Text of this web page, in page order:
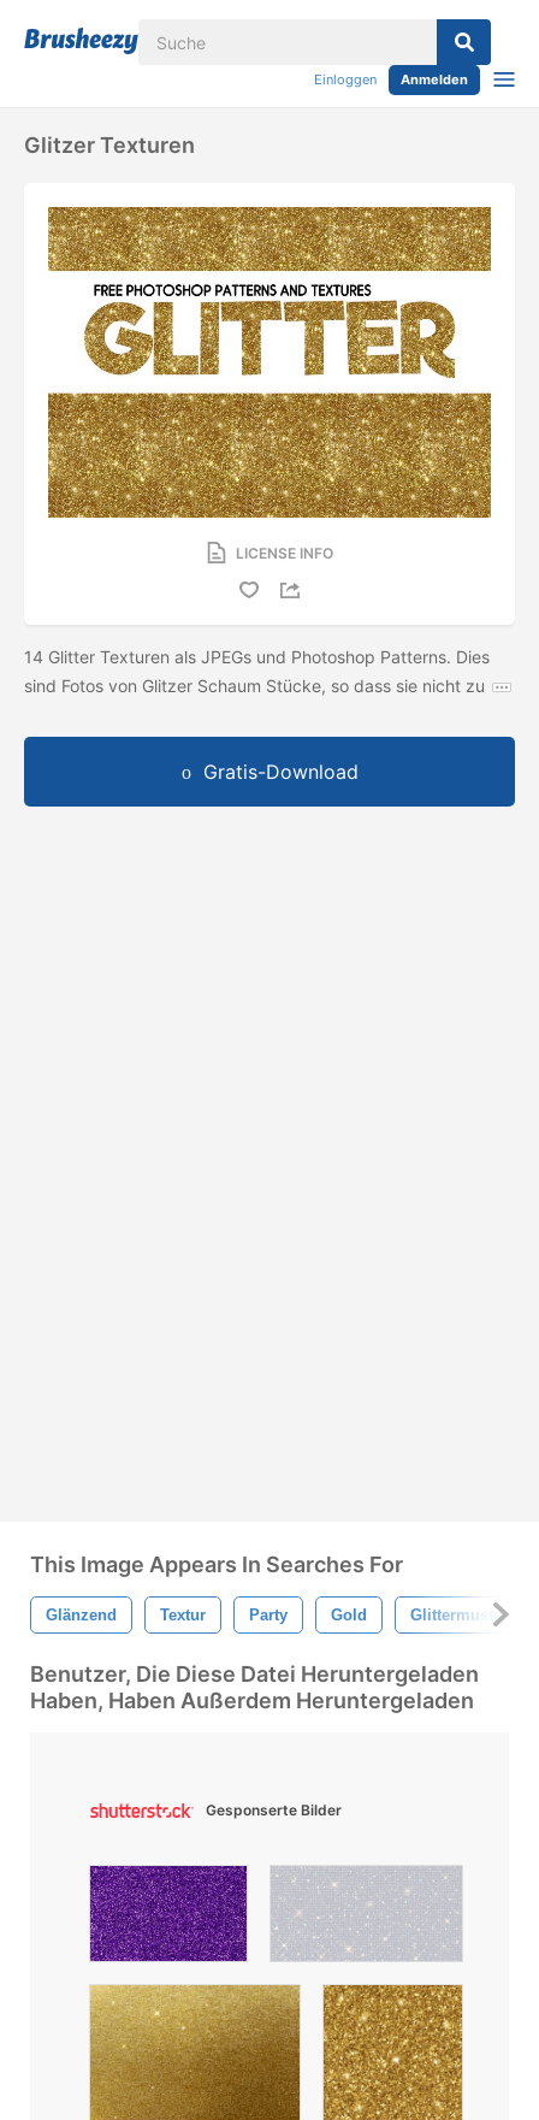
Einloggen Anmelden
Glitzer Texturen
LICENSE INFO
14 Glitter Texturen als JPEGs und Photoshop Patterns. Dies
sind Fotos von Glitzer Schaum Stücke, so dass sie nicht zu
Gratis-Download
This Image Appears In Searches For
Glänzend Textur Party Gold Glittermuster
Benutzer, Die Diese Datei Heruntergeladen
Haben, Haben Außerdem Heruntergeladen
Gesponserte Bilder